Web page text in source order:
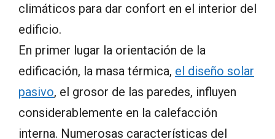
climáticos para dar confort en el interior del
edificio.
En primer lugar la orientación de la
edificación, la masa térmica, el diseño solar
pasivo, el grosor de las paredes, influyen
considerablemente en la calefacción
interna. Numerosas características del